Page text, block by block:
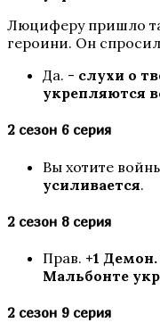
Секрет Небес 2
Люциферу пришло
героини. Он
Да. - слухи о
укрепляются
2 сезон 6 серия
Вы хотите
усиливается.
2 сезон 8 серия
Прав. +1
Мальбонте
2 сезон 9 серия